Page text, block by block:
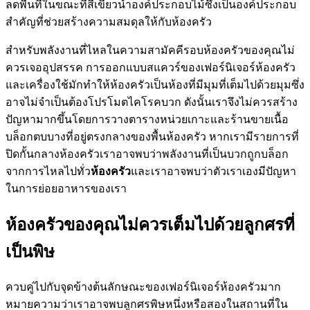
ลดพื้นที่ในขณะที่สีเขียวนำองค์ประกอบไม้ซึ่งเป็นองค์ประกอบ
สำคัญที่ช่วยสร้างความสมดุลให้กับห้องครัว
สำหรับพลังงานที่ไหลในความสามัคคีรอบห้องครัวของคุณไม่
ควรเจออุปสรรค การออกแบบสแควร์ของเฟอร์นิเจอร์ห้องครัว
และเครื่องใช้มักทำให้ห้องครัวเป็นห้องที่มีมุมที่เต็มไปด้วยมุมซึ่ง
อาจไม่จำเป็นต้องโปรโมตไคโรคบวก ดังนั้นเราจึงไม่ควรสร้าง
ปัญหามากขึ้นโดยการวางตารางหน่วยเกาะและร้านขายเนื้อ
บล็อกตบบางที่อยู่ตรงกลางของพื้นห้องครัว หากเรามีรายการที่
ปิดกั้นกลางห้องครัวเราอาจพบว่าพลังงานที่เป็นบวกถูกบล็อก
จากการไหลไปทั่วห้องครัวและเราอาจพบว่าตัวเราเองมีปัญหา
ในการย่อยอาหารของเรา
ห้องครัวของคุณไม่ควรเต็มไปด้วยลูกศรที่
เป็นพิษ
ควบคู่ไปกับจุดข้างต้นลักษณะของเฟอร์นิเจอร์ห้องครัวมาก
หมายความว่าเราอาจพบลูกศรพิษหนึ่งหรือสองในสถานที่ใน